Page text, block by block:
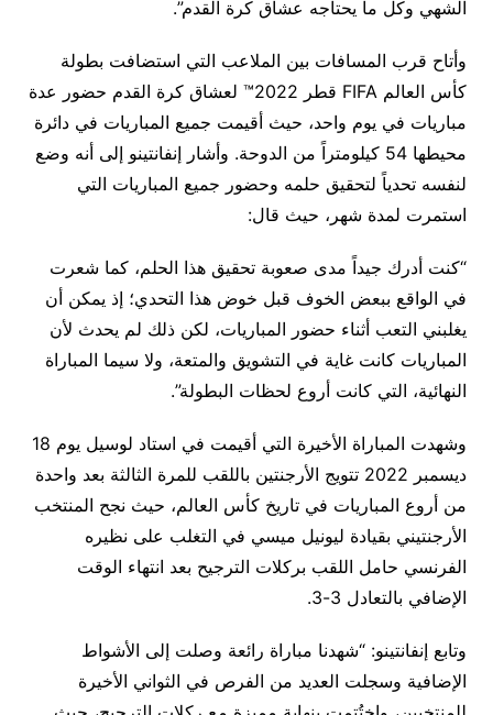
الشهي وكل ما يحتاجه عشاق كرة القدم”.
وأتاح قرب المسافات بين الملاعب التي استضافت بطولة
كأس العالم FIFA قطر 2022™ لعشاق كرة القدم حضور عدة
مباريات في يوم واحد، حيث أقيمت جميع المباريات في دائرة
محيطها 54 كيلومتراً من الدوحة. وأشار إنفانتينو إلى أنه وضع
لنفسه تحدياً لتحقيق حلمه وحضور جميع المباريات التي
استمرت لمدة شهر، حيث قال:
“كنت أدرك جيداً مدى صعوبة تحقيق هذا الحلم، كما شعرت
في الواقع ببعض الخوف قبل خوض هذا التحدي؛ إذ يمكن أن
يغلبني التعب أثناء حضور المباريات، لكن ذلك لم يحدث لأن
المباريات كانت غاية في التشويق والمتعة، ولا سيما المباراة
النهائية، التي كانت أروع لحظات البطولة”.
وشهدت المباراة الأخيرة التي أقيمت في استاد لوسيل يوم 18
ديسمبر 2022 تتويج الأرجنتين باللقب للمرة الثالثة بعد واحدة
من أروع المباريات في تاريخ كأس العالم، حيث نجح المنتخب
الأرجنتيني بقيادة ليونيل ميسي في التغلب على نظيره
الفرنسي حامل اللقب بركلات الترجيح بعد انتهاء الوقت
الإضافي بالتعادل 3-3.
وتابع إنفانتينو: “شهدنا مباراة رائعة وصلت إلى الأشواط
الإضافية وسجلت العديد من الفرص في الثواني الأخيرة